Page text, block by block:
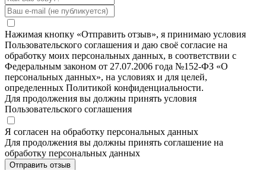
Нажимая кнопку «Отправить отзыв», я принимаю условия
Пользовательского соглашения и даю своё согласие на
обработку моих персональных данных, в соответствии с
Федеральным законом от 27.07.2006 года №152-ФЗ «О
персональных данных», на условиях и для целей,
определенных Политикой конфиденциальности.
Для продолжения вы должны принять условия
Пользовательского соглашения
Я согласен на обработку персональных данных
Для продолжения вы должны принять соглашение на
обработку персональных данных
Отправить отзыв